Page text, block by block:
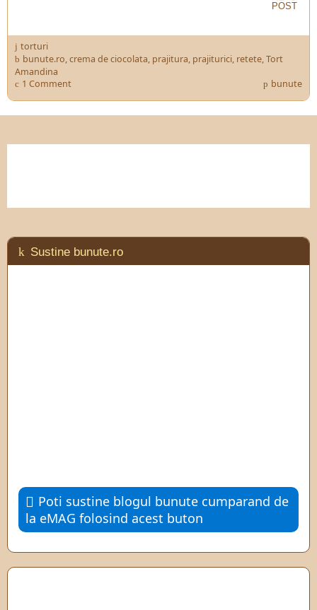
POST
torturi
bunute.ro,crema de ciocolata, prajitura, prajiturici, retete,Tort
Amandina
1 Comment
bunute
Sustine bunute.ro
Poti sustine blogul bunute cumparand de
la eMAG folosind acest buton